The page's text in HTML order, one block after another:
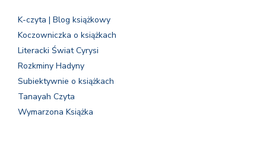
K-czyta | Blog książkowy
Koczowniczka o książkach
Literacki Świat Cyrysi
Rozkminy Hadyny
Subiektywnie o książkach
Tanayah Czyta
Wymarzona Książka